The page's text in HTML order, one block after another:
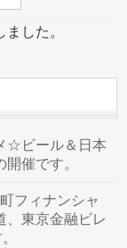
した。
☆ビール＆日本
催です。
フィナンシャ
、東京金融ビレ